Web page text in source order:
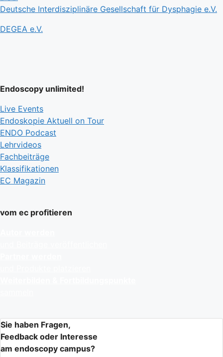
Deutsche Interdisziplinäre Gesellschaft für Dysphagie e.V.
DEGEA e.V.
Endoscopy unlimited!
Live Events
Endoskopie Aktuell on Tour
ENDO Podcast
Lehrvideos
Fachbeiträge
Klassifikationen
EC Magazin
vom ec profitieren
Sie haben Fragen,
Feedback oder Interesse
am endoscopy campus?